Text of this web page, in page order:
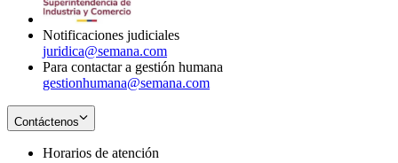
Notificaciones judiciales
juridica@semana.com
Para contactar a gestión humana
gestionhumana@semana.com
Contáctenos
Horarios de atención